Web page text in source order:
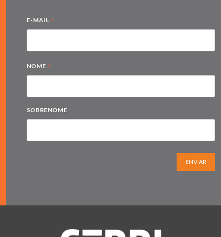
E-MAIL *
NOME *
SOBRENOME
ENVIAR